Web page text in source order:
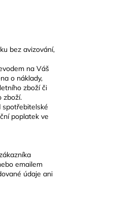
bez avizování,
na Váš
o náklady,
zboží či
zboží.
spotřebitelské
poplatek ve
emailem
údaje ani